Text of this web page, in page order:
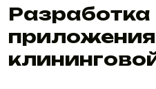
Разработка